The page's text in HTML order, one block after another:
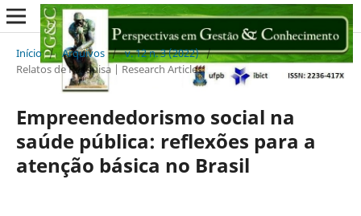
Início / Arquivos / v. 12 n. 3 (2022) /
Relatos de Pesquisa | Research Articles
Empreendedorismo social na
saúde pública: reflexões para a
atenção básica no Brasil